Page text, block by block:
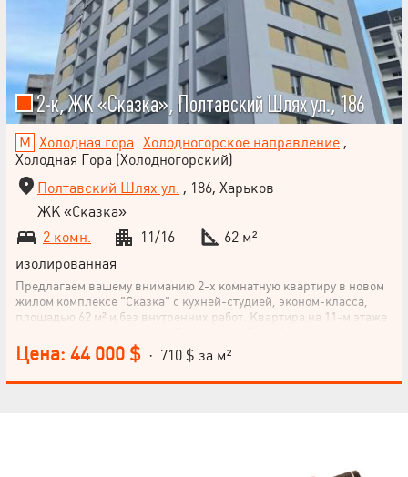
2-к, ЖК «Сказка», Полтавский Шлях ул., 186
Холодная гора Холодногорское направление,
Холодная Гора (Холодногорский)
Полтавский Шлях ул. , 186, Харьков
ЖК «Сказка»
2 комн.
11/16
62 м²
изолированная
Предлагаем вашему вниманию 2-х комнатную квартиру в новом
жилом комплексе "Сказка" с кухней-студией, эконом-класса,
площадью 62 м² и без внутренних работ. Квартира на 11-м этаже
метро "Холодная Гора". Это идеальное расположение для
комфортной жизни – спальный район со всей необходимой
инфраструктурой. Не упускайте возможности стать владельцем
Цена: 44 000 $ · 710 $ за м²